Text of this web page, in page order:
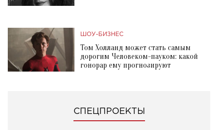
ШОУ-БИЗНЕС
Том Холланд может стать самым
дорогим Человеком-пауком: какой
гонорар ему прогнозируют
СПЕЦПРОЕКТЫ